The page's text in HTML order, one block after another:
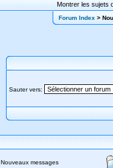
Montrer les sujets
Forum Index >
Sauter vers:
Nouveaux messages